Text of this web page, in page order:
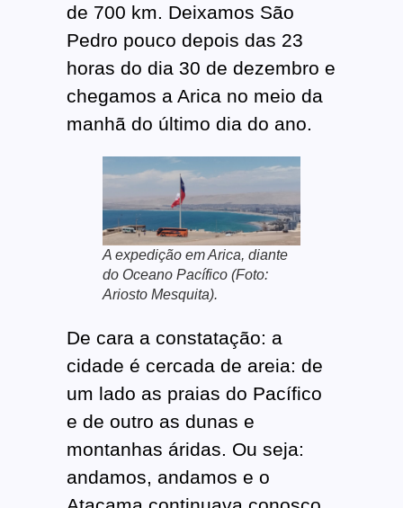
de 700 km. Deixamos São
Pedro pouco depois das 23
horas do dia 30 de dezembro e
chegamos a Arica no meio da
manhã do último dia do ano.
A expedição em Arica, diante
do Oceano Pacífico (Foto:
Ariosto Mesquita).
De cara a constatação: a
cidade é cercada de areia: de
um lado as praias do Pacífico
e de outro as dunas e
montanhas áridas. Ou seja:
andamos, andamos e o